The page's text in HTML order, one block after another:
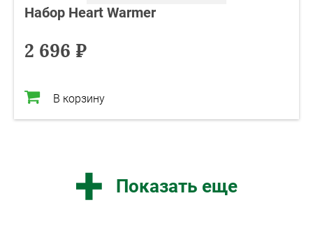
Набор Heart Warmer
2 696 ₽
В корзину
Показать еще